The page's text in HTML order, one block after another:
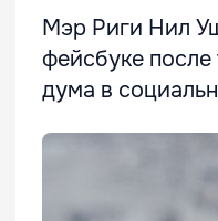
Мэр Риги Нил
фейсбуке после
дума в